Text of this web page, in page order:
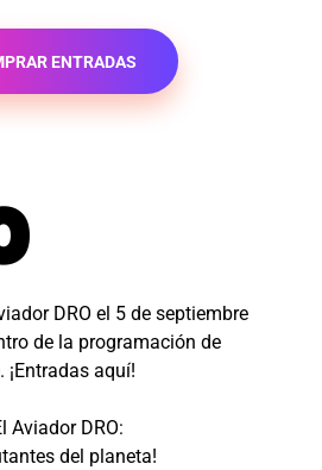
ENTRADAS
DRO el 5 de septiembre
de la programación de
¡Entradas aquí!
Aviador DRO:
del planeta!